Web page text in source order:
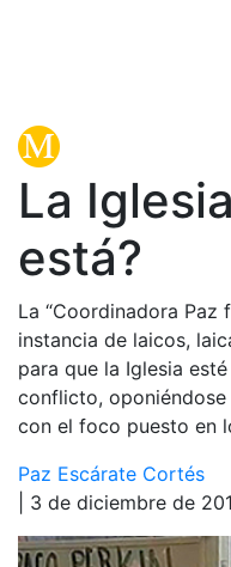
La
está?
La “Coordinadora Paz
instancia de laicos,
para que la Iglesia
conflicto,
con el foco puesto en
Paz Escárate Cortés
| 3 de diciembre de